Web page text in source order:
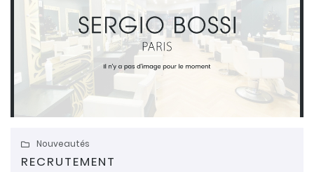
 Nouveautés
RECRUTEMENT